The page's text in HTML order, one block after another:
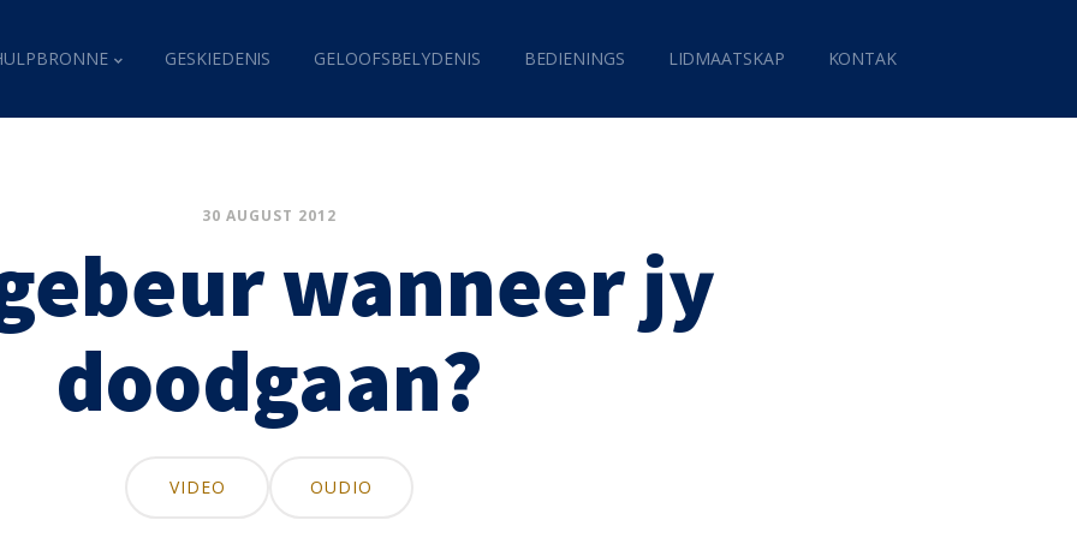
GESKIEDENIS GELOOFSBELYDENIS BEDIENINGS LIDMAATSKAP KONTAK
30 AUGUST 2012
wanneer jy
doodgaan?
VIDEO OUDIO